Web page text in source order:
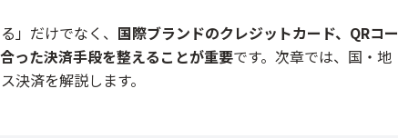
」だけでなく、 国際ブランドのクレジットカード、QRコー
った決済手段を整えることが重要です。次章では、国・地
決済を解説します。